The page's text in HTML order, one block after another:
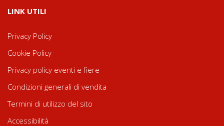
LINK UTILI
Privacy Policy
Cookie Policy
Privacy policy eventi e fiere
Condizioni generali di vendita
Termini di utilizzo del sito
Accessibilità